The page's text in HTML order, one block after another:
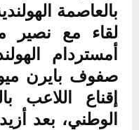
بالعاصمة
لقاء مع نصير
أمستردام
صفوف بايرن
إقناع اللاعب
الوطني، بعد